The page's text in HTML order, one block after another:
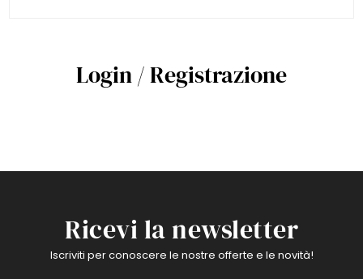
Login / Registrazione
Ricevi la newsletter
Iscriviti per conoscere le nostre offerte e le novità!